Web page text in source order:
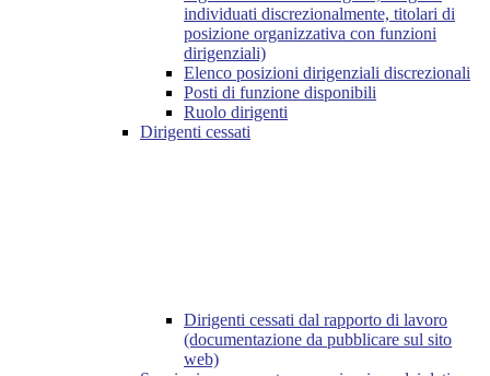
individuati discrezionalmente, titolari di
posizione organizzativa con funzioni
dirigenziali)
Elenco posizioni dirigenziali discrezionali
Posti di funzione disponibili
Ruolo dirigenti
Dirigenti cessati
Dirigenti cessati dal rapporto di lavoro
(documentazione da pubblicare sul sito
web)